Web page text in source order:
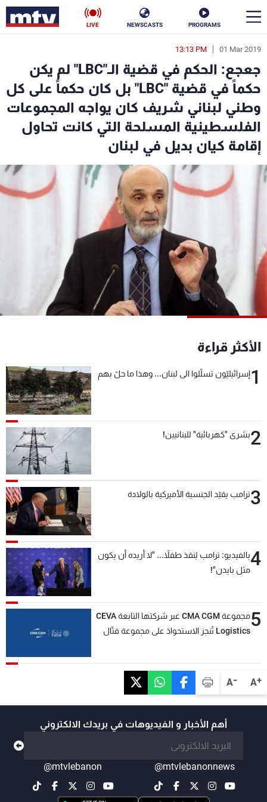
PROGRAMS
NEWSCASTS
LIVE
A+
A-
01 Mar 2019
13:13 PM
جعجع: الحكم في قضية الـ"LBC" لم يكن
حكماً في قضية "LBC" بل كان حكماً على كل
وطني لبناني شريف كان يواجه المجموعات
الفلسطينية المسلحة التي كانت تحاول
إقامة كيان بديل في لبنان
الأكثر قراءة
1إسرائيليّون تسلّلوا الى لبنان... وهذا ما حلّ بهم
2بشرى "كهربائية" للبنانيين!
3ترامب يقيّد الجنسية الأميركية بالولادة
4بالفيديو: ترامب يُنقذ طفلاً... "لا أريده أن يكون
مثل بايدن"!
5
مجموعة CMA CGM عبر شركتها التابعة CEVA
Logistics تُنجز الاستحواذ على مجموعة فتّال
أهم الأخبار و الفيديوهات في بريدك الالكتروني
@mtvlebanonnews
@mtvlebanon
en
الأخبار
سياسة ناس
منوعات رياضة
كأس العالم
جدول البرامج
شاهد البرامج
الترددات
الإنـتـاج
سياسة الخصوصية